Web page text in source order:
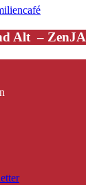
Alt – ZenJA